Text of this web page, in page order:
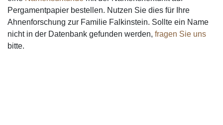
Pergamentpapier bestellen. Nutzen Sie dies für Ihre
Ahnenforschung zur Familie Falkinstein. Sollte ein Name
nicht in der Datenbank gefunden werden, fragen Sie uns
bitte.